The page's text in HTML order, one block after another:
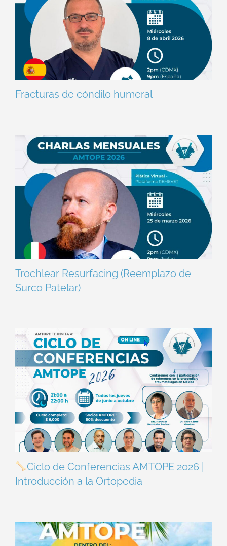
Fracturas de cóndilo humeral
Trochlear Resurfacing (Reemplazo de
Surco Patelar)
Ciclo de Conferencias AMTOPE 2026 |
Introducción a la Ortopedia